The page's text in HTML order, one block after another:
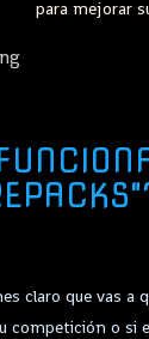
para mejorar
claro que vas a
competición o si